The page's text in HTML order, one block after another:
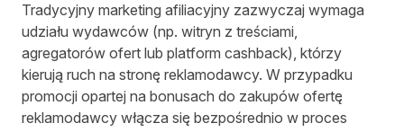
Tradycyjny marketing afiliacyjny zazwyczaj wymaga
udziału wydawców (np. witryn z treściami,
agregatorów ofert lub platform cashback), którzy
kierują ruch na stronę reklamodawcy. W przypadku
promocji opartej na bonusach do zakupów ofertę
reklamodawcy włącza się bezpośrednio w proces